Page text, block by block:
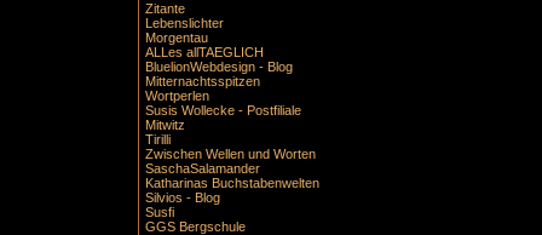
Zitante
Lebenslichter
Morgentau
ALLes allTAEGLICH
BluelionWebdesign - Blog
Mitternachtsspitzen
Wortperlen
Susis Wollecke - Postfiliale
Mitwitz
Tirilli
Zwischen Wellen und Worten
SaschaSalamander
Katharinas Buchstabenwelten
Silvios - Blog
Susfi
GGS Bergschule